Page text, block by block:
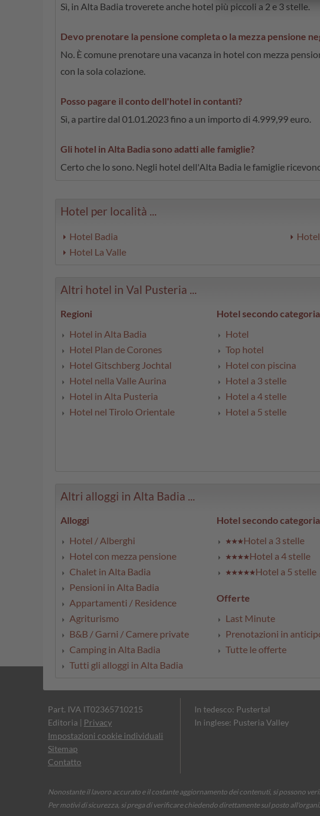
Sì, in Alta Badia troverete anche hotel più piccoli a 2 e 3 stelle.
Devo prenotare la pensione completa o la mezza pensione
No. È comune prenotare una vacanza in hotel con mezza
con la sola colazione.
Posso pagare il conto dell'hotel in contanti?
Sì, a partire dal 01.01.2023 fino a un importo di 4.999,99 euro.
Gli hotel in Alta Badia sono adatti alle famiglie?
Certo che lo sono. Negli hotel dell'Alta Badia le famiglie
Hotel per località ...
Hotel Badia
Hotel La Valle
Altri hotel in Val Pusteria ...
Regioni
Hotel in Alta Badia
Hotel Plan de Corones
Hotel Gitschberg Jochtal
Hotel nella Valle Aurina
Hotel in Alta Pusteria
Hotel nel Tirolo Orientale
Hotel secondo categoria
Hotel
Top hotel
Hotel con piscina
Hotel a 3 stelle
Hotel a 4 stelle
Hotel a 5 stelle
Altri alloggi in Alta Badia ...
Alloggi
Hotel / Alberghi
Hotel con mezza pensione
Chalet in Alta Badia
Pensioni in Alta Badia
Appartamenti / Residence
Agriturismo
B&B / Garni / Camere private
Camping in Alta Badia
Tutti gli alloggi in Alta Badia
Hotel secondo categoria
Hotel a 3 stelle
Hotel a 4 stelle
Hotel a 5 stelle
Offerte
Last Minute
Prenotazioni in
Tutte le offerte
Part. IVA IT02365710215
Editoria | Privacy
Impostazioni cookie individuali
Sitemap
Contatto
In tedesco: Pustertal
In inglese: Pusteria Valley
Nonostante il lavoro accurato e il costante aggiornamento dei contenuti, si possono
Per motivi di sicurezza, si prega di verificare chiedendo direttamente sul posto